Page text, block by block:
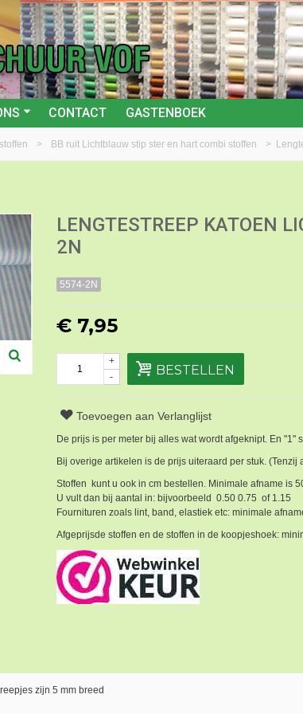
CONTACT GASTENBOEK
> BB ruit Lichtblauw stip ster en hart combi stoffen >
LENGTESTREEP KATOEN
2N
5574-2N
€ 7,95
-
+
BESTELLEN
Toevoegen aan Verlanglijst
De prijs is per meter bij alles wat wordt afgeknipt. En "1"
Bij overige artikelen is de prijs uiteraard per stuk. (Tenzij
Stoffen kunt u ook in cm bestellen. Minimale afname is
U vult dan bij aantal in: bijvoorbeeld 0.50 0.75 of 1.15
Fournituren zoals lint, band, elastiek etc: minimale
Afgeprijsde stoffen en de stoffen in de koopjeshoek:
zijn 5 mm breed